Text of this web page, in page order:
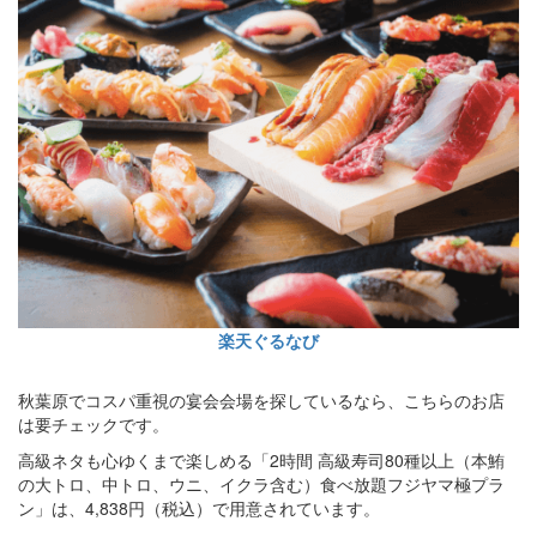
楽天ぐるなび
秋葉原でコスパ重視の宴会会場を探しているなら、こちらのお店
は要チェックです。
高級ネタも心ゆくまで楽しめる「2時間 高級寿司80種以上（本鮪
の大トロ、中トロ、ウニ、イクラ含む）食べ放題フジヤマ極プラ
ン」は、4,838円（税込）で用意されています。